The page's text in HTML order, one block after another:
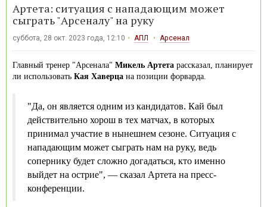
Артета: ситуация с нападающим может
сыграть "Арсеналу" на руку
суббота, 28 окт. 2023 года, 12:10 АПЛ Арсенал
Главный тренер "Арсенала" Микель Артета рассказал, планирует
ли использовать Кая Хаверца на позиции форварда.
"Да, он является одним из кандидатов. Кай был
действительно хорош в тех матчах, в которых
принимал участие в нынешнем сезоне. Ситуация с
нападающим может сыграть нам на руку, ведь
сопернику будет сложно догадаться, кто именно
выйдет на острие", — сказал Артета на пресс-
конференции.